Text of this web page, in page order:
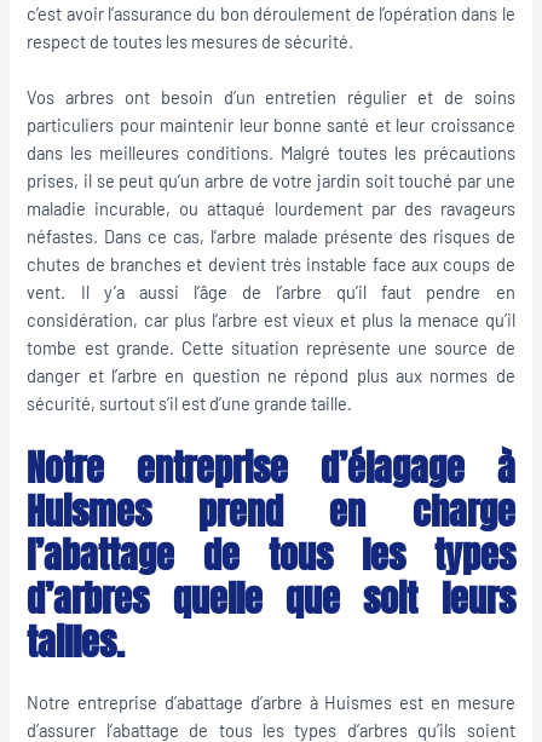
c’est avoir l’assurance du bon déroulement de l’opération dans le
respect de toutes les mesures de sécurité.
Vos arbres ont besoin d’un entretien régulier et de soins
particuliers pour maintenir leur bonne santé et leur croissance
dans les meilleures conditions. Malgré toutes les précautions
prises, il se peut qu’un arbre de votre jardin soit touché par une
maladie incurable, ou attaqué lourdement par des ravageurs
néfastes. Dans ce cas, l’arbre malade présente des risques de
chutes de branches et devient très instable face aux coups de
vent. Il y’a aussi l’âge de l’arbre qu’il faut pendre en
considération, car plus l’arbre est vieux et plus la menace qu’il
tombe est grande. Cette situation représente une source de
danger et l’arbre en question ne répond plus aux normes de
sécurité, surtout s’il est d’une grande taille.
Notre entreprise d’élagage à
Huismes prend en charge
l’abattage de tous les types
d’arbres quelle que soit leurs
tailles.
Notre entreprise d’abattage d’arbre à Huismes est en mesure
d’assurer l’abattage de tous les types d’arbres qu’ils soient